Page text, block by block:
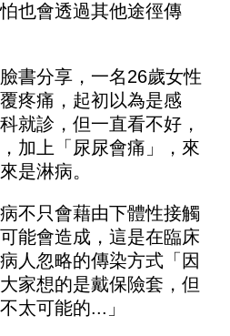
也會透過其他途徑傳
書分享，一名26歲女性
疼痛，起初以為是感
就診，但一直看不好，
加上「尿尿會痛」，來
是淋病。
不只會藉由下體性接觸
能會造成，這是在臨床
人忽略的傳染方式「因
家想的是戴保險套，但
太可能的...」